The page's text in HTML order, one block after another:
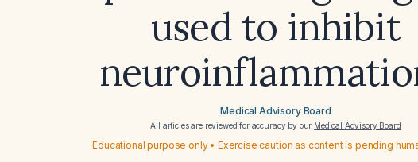
used to inhibit
Medical Advisory Board
All articles are reviewed for accuracy by our Medical Advisory Board
Educational purpose only • Exercise caution as content is pending